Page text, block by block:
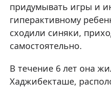
придумывать игры и
гиперактивному
сходили синяки,
самостоятельно.
В течение 6 лет она
Хаджибекташе,